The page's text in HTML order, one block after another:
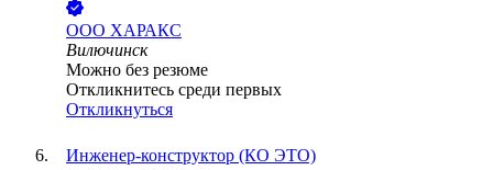
ООО ХАРАКС
Вилючинск
Можно без резюме
Откликнитесь среди первых
Откликнуться
Инженер-конструктор (КО ЭТО)